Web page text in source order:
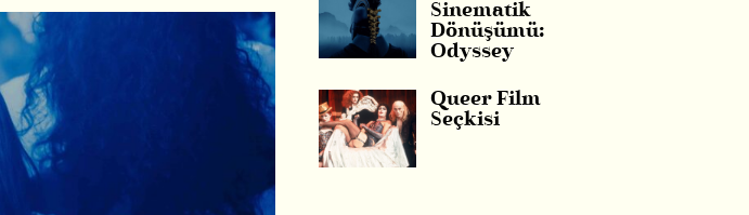
Sinematik
Dönüşümü:
Odyssey
Queer Film
Seçkisi